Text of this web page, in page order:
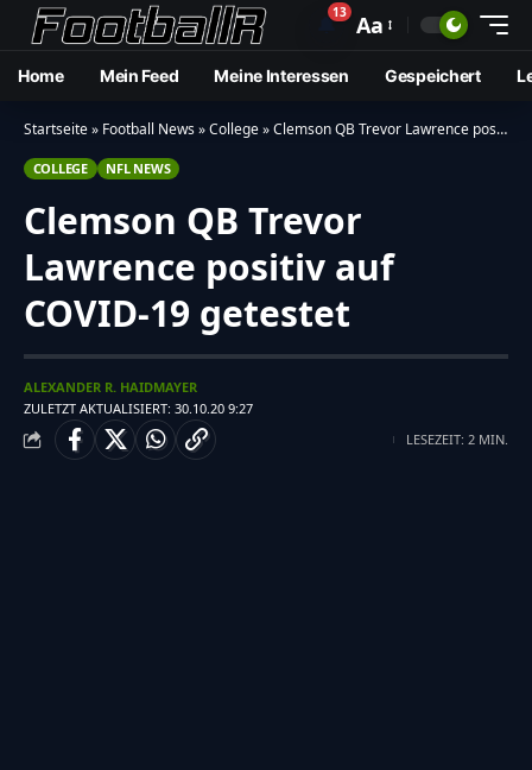
🔔13 Aa
Home Mein Feed Meine Interessen Gespeichert
Startseite» Football News»College»Clemson QB Trevor Lawrence positiv auf COVID-19 getestet
COLLEGE NFL NEWS
Clemson QB Trevor
Lawrence positiv auf
COVID-19 getestet
ZULETZT AKTUALISIERT: 30.10.20 9:27
ALEXANDER R. HAIDMAYER
LESEZEIT: 2 MIN.